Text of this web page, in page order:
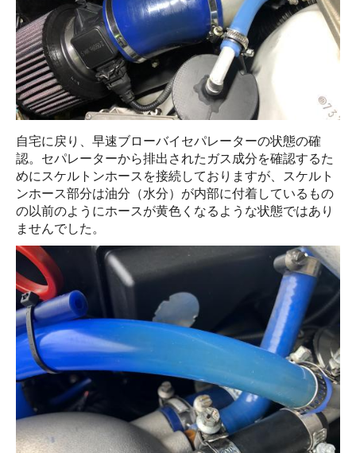
自宅に戻り、早速ブローバイセパレーターの状態の確
認。セパレーターから排出されたガス成分を確認するた
めにスケルトンホースを接続しておりますが、スケルト
ンホース部分は油分（水分）が内部に付着しているもの
の以前のようにホースが黄色くなるような状態ではあり
ませんでした。